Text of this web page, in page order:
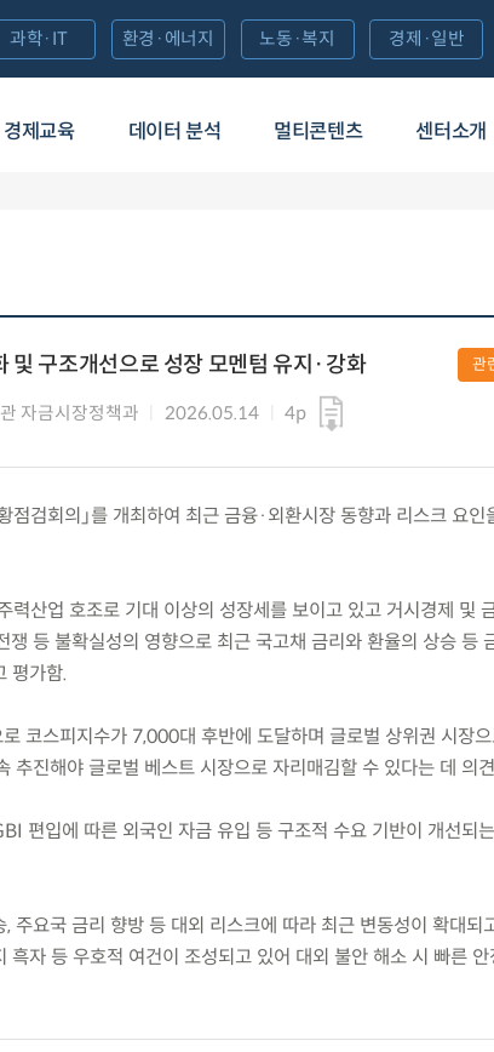
경제교육 데이터 분석 멀티콘텐츠 센터소개
과학·IT 환경·에너지 노동·복지 경제·일반
및 구조개선으로 성장 모멘텀 유지·강화
자금시장정책과 2026.05.14 4p
관
점검회의」를 개최하여 최근 금융·외환시장 동향과 리스크 요인
산업 호조로 기대 이상의 성장세를 보이고 있고 거시경제 및
쟁 등 불확실성의 영향으로 최근 국고채 금리와 환율의 상승 등
평가함.
코스피지수가 7,000대 후반에 도달하며 글로벌 상위권 시장
추진해야 글로벌 베스트 시장으로 자리매김할 수 있다는 데 의
편입에 따른 외국인 자금 유입 등 구조적 수요 기반이 개선되
주요국 금리 향방 등 대외 리스크에 따라 최근 변동성이 확대되
흑자 등 우호적 여건이 조성되고 있어 대외 불안 해소 시 빠른 안